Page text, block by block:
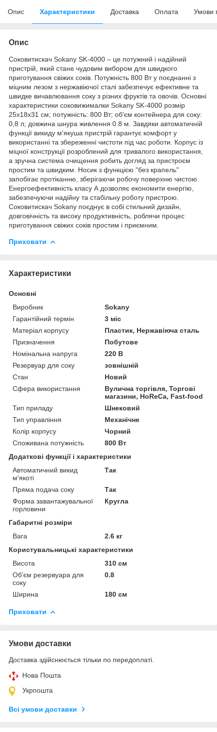
Опис Характеристики Доставка Оплата Умови
Опис
Соковитискач Sokany SK-4000 – це потужний і надійний
пристрій, який стане чудовим вибором для швидкого
приготування свіжих соків. Потужність 800 Вт у поєднанні з
міцним лезом з нержавіючої сталі забезпечує ефективне та
швидке вичавлювання соку з різних фруктів та овочів. Основні
характеристики соковижималки Sokany SK-4000 розмір
25х18х31 см; потужність: 800 Вт; об'єм контейнера для соку:
0,8 л; довжина шнура живлення 0.8 м. Завдяки автоматичній
функції викиду м'якуша пристрій гарантує комфорт у
використанні та збереженні чистоти під час роботи. Корпус із
міцної конструкції розроблений для тривалого використання,
а зручна система очищення робить догляд за пристроєм
простим та швидким. Носик з функцією "без крапель"
запобігає протіканню, зберігаючи робочу поверхню чистою.
Енергоефективність класу А дозволяє економити енергію,
забезпечуючи надійну та стабільну роботу пристрою.
Соковитискач Sokany поєднує в собі стильний дизайн,
довговічність та високу продуктивність, роблячи процес
приготування свіжих соків простим і приємним.
Приховати
Характеристики
Основні
Виробник
Sokany
Гарантійний термін
3 міс
Матеріал корпусу
Пластик, Нержавіюча сталь
Призначення
Побутове
Номінальна напруга
220 В
Резервуар для соку
зовнішній
Стан
Новий
Сфера використання
Вулична торгівля, Торгові
магазини, HoReCa, Fast-food
Тип приладу
Шнековий
Тип управління
Механічне
Колір корпусу
Чорний
Споживана потужність
800 Вт
Додаткові функції і характеристики
Автоматичний викид
м'якоті
Так
Пряма подача соку
Так
Форма завантажувальної
горловини
Кругла
Габаритні розміри
Вага
2.6 кг
Користувальницькі характеристики
Висота
310 см
Об’єм резервуара для
соку
0.8
Ширина 180 см
Приховати
Умови доставки
Доставка здійснюється тільки по передоплаті.
Нова Пошта
Укрпошта
Всі умови доставки